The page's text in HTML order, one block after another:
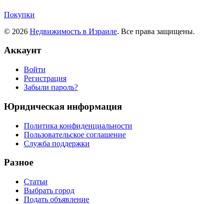
Покупки
© 2026 Недвижимость в Израиле. Все права защищены.
Аккаунт
Войти
Регистрация
Забыли пароль?
Юридическая информация
Политика конфиденциальности
Пользовательское соглашение
Служба поддержки
Разное
Статьи
Выбрать город
Подать объявление